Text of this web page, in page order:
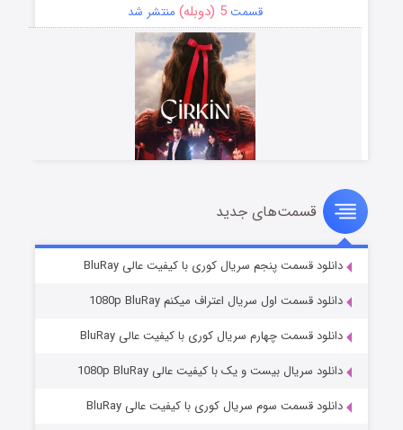
قسمت5 (دوبله) منتشر شد
سریال زشت
قسمت2 (زیرنویس) منتشر شد
قسمت‌های جدید
دانلود قسمت پنجم سریال کوری با کیفیت عالی BluRay
دانلود قسمت اول سریال اعتراف میکنم 1080p BluRay
دانلود قسمت چهارم سریال کوری با کیفیت عالی BluRay
دانلود سریال بیست و یک با کیفیت عالی 1080p BluRay
دانلود قسمت سوم سریال کوری با کیفیت عالی BluRay